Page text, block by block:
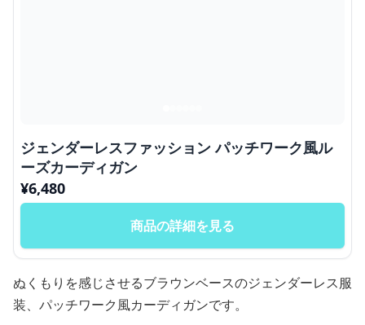
ジェンダーレスファッション パッチワーク風ル
ーズカーディガン
¥6,480
商品の詳細を見る
ぬくもりを感じさせるブラウンベースのジェンダーレス服
装、パッチワーク風カーディガンです。